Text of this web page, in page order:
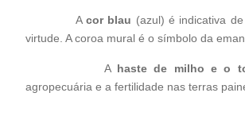
A cor blau (azul) é indicativa de
virtude. A coroa mural é o símbolo da
A haste de milho e o
agropecuária e a fertilidade nas terras